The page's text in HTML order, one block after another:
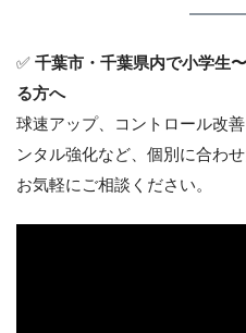
✅ 千葉市・千葉県内で小学生
る方へ
球速アップ、コントロール改
ンタル強化など、個別に合わ
お気軽にご相談ください。